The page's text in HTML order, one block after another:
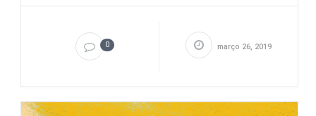
0 março 26, 2019